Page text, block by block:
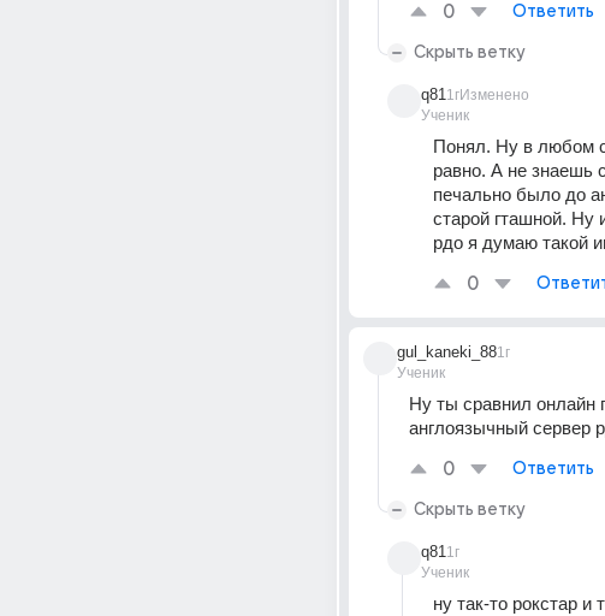
0 Ответить
Скрыть ветку
q81
Ученик
1гИзменено
Понял. Ну в любом
равно. А не знаешь
печально было до
старой гташной. Ну
рдо я думаю такой
0
gul_kaneki_88
Ученик
1г
Ну ты сравнил онлайн
англоязычный сервер
0 Ответить
Скрыть ветку
q81
Ученик
1г
ну так-то рокстар